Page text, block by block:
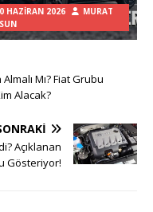
HAZIRAN 2026
MURAT
Mı? Fiat Grubu
Alacak?
Açıklanan
Gösteriyor!